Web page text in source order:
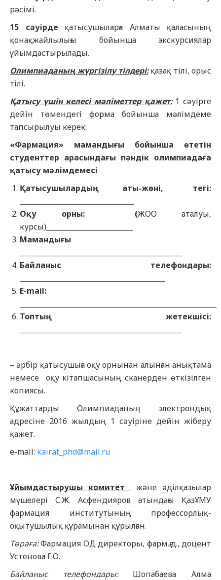
рәсімі.
15 сәуірде қатысушыларға Алматы қаласының
қонақжайлылығы бойынша экскурсиялар
ұйымдастырылады.
Олимпиаданың жүргізілу тілдері:қазақ тілі, орыс
тілі.
Қатысу үшін келесі мәліметтер қажет:1 сәуірге
дейін төмендегі форма бойынша мәлімдеме
тапсырылуы керек:
«Фармация» мамандығы бойынша өтетін
студенттер арасындағы пәндік олимпиадаға
қатысу мәлімдемесі
Қатысушылардың аты-жөні, тегі:
Оқу орны: (ЖОО аталуы,
курсы)_________________________
Мамандығы
Байланыс телефондары:
E-mail:
Топтың жетекшісі:
– әрбір қатысушыға оқу орнынан алынған анықтама
немесе оқу кітапшасының сканерден өткізілген
копиясы.
Құжаттарды Олимпиаданың электрондық
адресіне 2016 жылдың 1 сәуіріне дейін жіберу
қажет.
e-mail: kairat_phd@mail.ru
Ұйымдастырушы комитет
және әділқазылар
мүшелері С.Ж. Асфендияров атындағы ҚазҰМУ
фармация институтының профессорлық-
оқытушылық құрамынан құрылған.
Төраға:Фармация ОД директоры, фарм.ғ.д., доцент
Устенова Г.О.
Байланыс телефондары:Шопабаева Алма